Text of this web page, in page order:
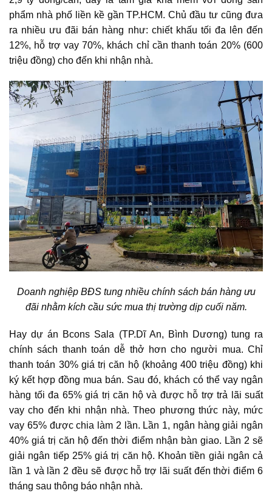
phẩm nhà phố liền kề gần TP.HCM. Chủ đầu tư cũng đưa
ra nhiều ưu đãi bán hàng như: chiết khấu tối đa lên đến
12%, hỗ trợ vay 70%, khách chỉ cần thanh toán 20% (600
triệu đồng) cho đến khi nhận nhà.
Doanh nghiệp BĐS tung nhiều chính sách bán hàng ưu
đãi nhằm kích cầu sức mua thị trường dịp cuối năm.
Hay dự án Bcons Sala (TP.Dĩ An, Bình Dương) tung ra
chính sách thanh toán dễ thở hơn cho người mua. Chỉ
thanh toán 30% giá trị căn hộ (khoảng 400 triệu đồng) khi
ký kết hợp đồng mua bán. Sau đó, khách có thể vay ngân
hàng tối đa 65% giá trị căn hộ và được hỗ trợ trả lãi suất
vay cho đến khi nhận nhà. Theo phương thức này, mức
vay 65% được chia làm 2 lần. Lần 1, ngân hàng giải ngân
40% giá trị căn hộ đến thời điểm nhận bàn giao. Lần 2 sẽ
giải ngân tiếp 25% giá trị căn hộ. Khoản tiền giải ngân cả
lần 1 và lần 2 đều sẽ được hỗ trợ lãi suất đến thời điểm 6
tháng sau thông báo nhận nhà.